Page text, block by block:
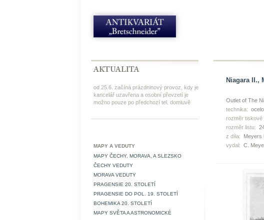
od 25.6. začíná prázdninový provoz, kdy je
kancelář uzavřena a osobní převzetí je
možno pouze po předchozí tel. domluvě
MAPY A VEDUTY
MAPY ČECHY, MORAVA, A SLEZSKO
ČECHY VEDUTY
MORAVA VEDUTY
PRAGENSIE 20. STOLETÍ
PRAGENSIE DO POL. 19. STOLETÍ
BOHEMIKA 20. STOLETÍ
MAPY SVĚTA A ASTRONOMICKÉ
Niagara II.,
Outlet of The
technika:
rozměr tiskové
rozměr listu:
z díla:
Meyers
vydal: C.